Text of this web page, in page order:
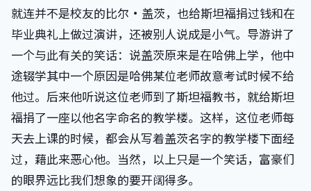
就连并不是校友的比尔·盖茨，也给斯坦福捐过钱和在
毕业典礼上做过演讲，还被别人说成是小气。导游讲了
一个与此有关的笑话：说盖茨原来是在哈佛上学，他中
途辍学其中一个原因是哈佛某位老师故意考试时候不给
他过。后来他听说这位老师到了斯坦福教书，就给斯坦
福捐了一座以他名字命名的教学楼。这样，这位老师每
天去上课的时候，都会从写着盖茨名字的教学楼下面经
过，藉此来恶心他。当然，以上只是一个笑话，富豪们
的眼界远比我们想象的要开阔得多。